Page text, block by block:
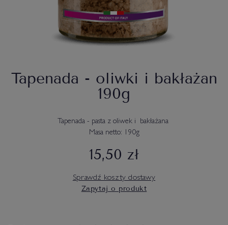
Tapenada - oliwki i bakłażan
190g
Tapenada - pasta z oliwek i bakłażana
Masa netto: 190g
15,50 zł
Sprawdź koszty dostawy
Zapytaj o produkt